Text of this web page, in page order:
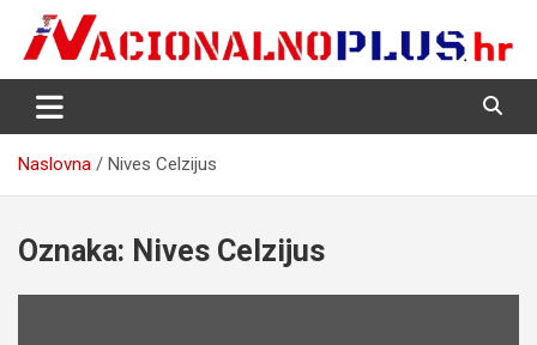
content
NacionalnoPlus.hr
Nacija želi znati više
Naslovna Nives Celzijus
Oznaka: Nives Celzijus